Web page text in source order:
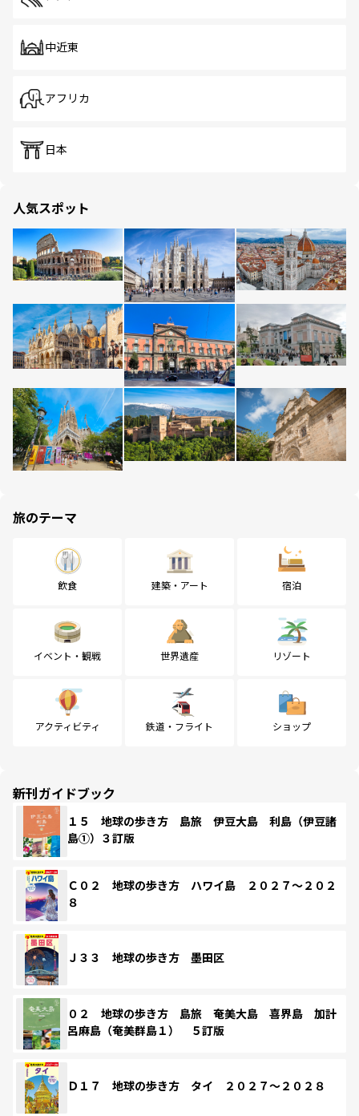
中近東
アフリカ
日本
人気スポット
旅のテーマ
飲食 建築・アート 宿泊
イベント・観戦 世界遺産 リゾート
アクティビティ 鉄道・フライト ショップ
新刊ガイドブック
１５ 地球の歩き方 島旅 伊豆大島 利島（伊豆諸
島①）３訂版
Ｃ０２ 地球の歩き方 ハワイ島 ２０２７～２０２
８
Ｊ３３ 地球の歩き方 墨田区
０２ 地球の歩き方 島旅 奄美大島 喜界島 加計
呂麻島（奄美群島１） ５訂版
Ｄ１７ 地球の歩き方 タイ ２０２７～２０２８